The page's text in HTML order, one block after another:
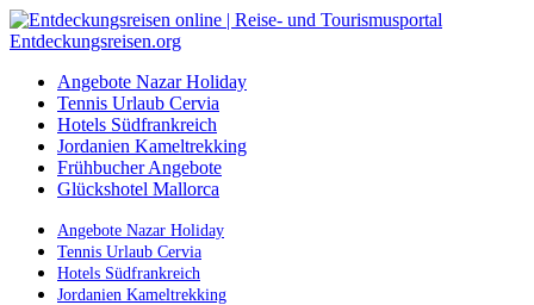
Angebote Nazar Holiday
Tennis Urlaub Cervia
Hotels Südfrankreich
Jordanien Kameltrekking
Frühbucher Angebote
Glückshotel Mallorca
Angebote Nazar Holiday
Tennis Urlaub Cervia
Hotels Südfrankreich
Jordanien Kameltrekking